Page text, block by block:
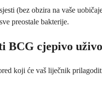
(bez obzira na vaše
preostale bakterije.
BCG cjepivo
koji će vaš liječnik